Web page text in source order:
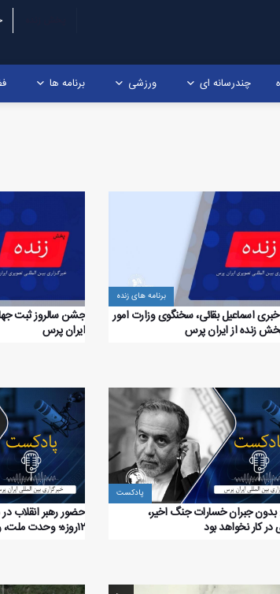
چندرسانه ای ورزشی برنامه ها
برنامه های زنده
اسماعیل بقائی، سخنگوی وزارت امور
زنده از ایران پرس
جشن سالروز ثبت
ایران پرس
پادکست
جبران خسارات جنگ اخیر،
در کار نخواهد بود
حضور رهبر انقلاب
۱۲روزه؛ وحدت ملت، رمز پیروزی